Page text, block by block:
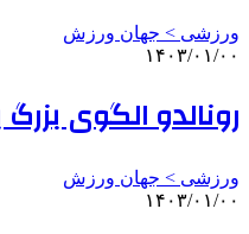
ورزشی > جهان ورزش
۱۴۰۳/۰۱/۰۰
رونالدو الگوی
ورزشی > جهان ورزش
۱۴۰۳/۰۱/۰۰